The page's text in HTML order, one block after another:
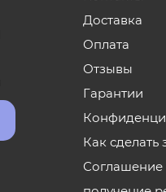
Доставка
Оплата
Отзывы
Гарантии
Как сделать
Соглашение